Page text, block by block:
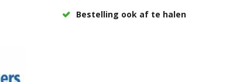
Bestelling ook af te halen